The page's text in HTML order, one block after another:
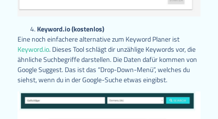
Keyword.io (kostenlos)
Eine noch einfachere alternative zum Keyword Planer ist
Keyword.io. Dieses Tool schlägt dir unzählige Keywords vor, die
ähnliche Suchbegriffe darstellen. Die Daten dafür kommen von
Google Suggest. Das ist das “Drop-Down-Menü”, welches du
siehst, wenn du in der Google-Suche etwas eingibst.